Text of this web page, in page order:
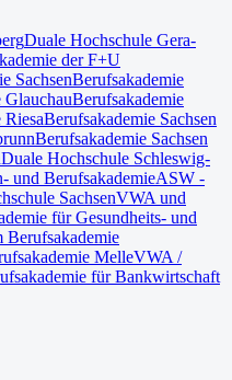
Duale Hochschule Gera-
der F+U
SachsenBerufsakademie
GlauchauBerufsakademie
RiesaBerufsakademie Sachsen
Berufsakademie Sachsen
Duale Hochschule Schleswig-
und BerufsakademieASW -
SachsenVWA und
für Gesundheits- und
MelleVWA /
für Bankwirtschaft